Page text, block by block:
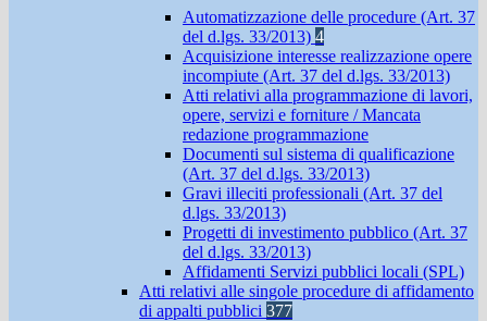
Automatizzazione delle procedure (Art. 37
del d.lgs. 33/2013) 4
Acquisizione interesse realizzazione opere
incompiute (Art. 37 del d.lgs. 33/2013)
Atti relativi alla programmazione di lavori,
opere, servizi e forniture / Mancata
redazione programmazione
Documenti sul sistema di qualificazione
(Art. 37 del d.lgs. 33/2013)
Gravi illeciti professionali (Art. 37 del
d.lgs. 33/2013)
Progetti di investimento pubblico (Art. 37
del d.lgs. 33/2013)
Affidamenti Servizi pubblici locali (SPL)
Atti relativi alle singole procedure di affidamento
di appalti pubblici 377